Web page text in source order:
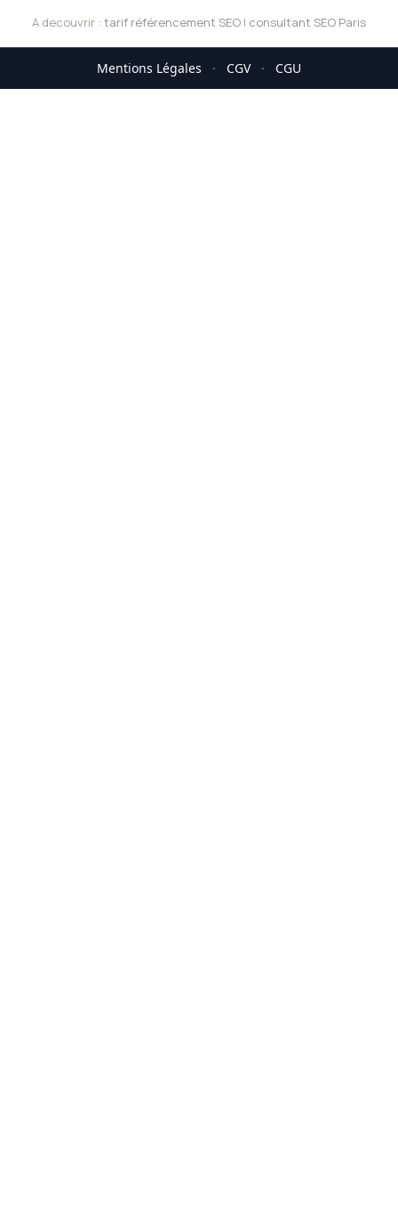
A decouvrir : tarif référencement SEO | consultant SEO Paris
Mentions Légales · CGV · CGU